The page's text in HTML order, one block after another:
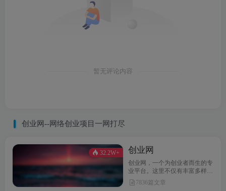
暂无评论内容
创业网--网络创业项目一网打尽
32.2W+ 创业网
创业网，一个为创业者而生的专
业平台。这里不仅有丰富多样的
创业项目，还提供最新的创业资
讯和实用的创业指导。无论你是
7836篇文章